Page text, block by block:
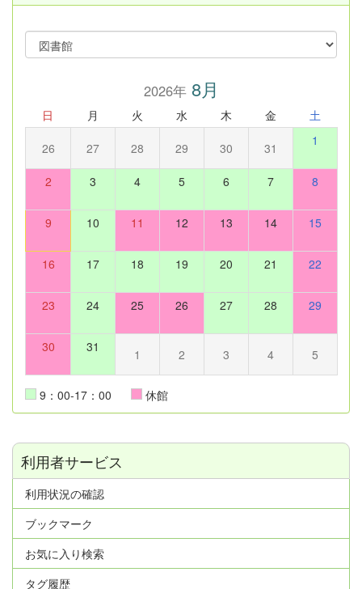
2026年8月
日 月 火 水 木 金 土
26 27 28 29 30 31 1
2 3 4 5 6 7 8
9 10 11 12 13 14 15
16 17 18 19 20 21 22
23 24 25 26 27 28 29
30 31 1 2 3 4 5
9：00-17：00 休館
利用者サービス
利用状況の確認
ブックマーク
お気に入り検索
タグ履歴